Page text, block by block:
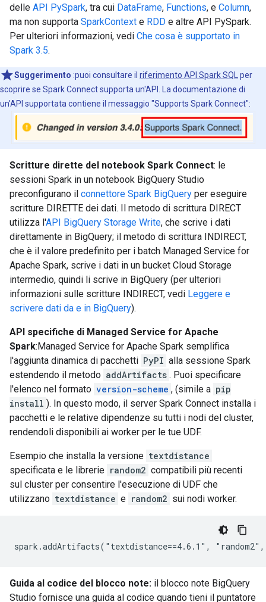
delle API PySpark, tra cui DataFrame, Functions, e Column,
ma non supporta SparkContext e RDD e altre API PySpark.
Per ulteriori informazioni, vedi Che cosa è supportato in
Spark 3.5.
Suggerimento :puoi consultare il riferimento API Spark SQL
per
scoprire se Spark Connect supporta un'API. La documentazione di
un'API supportata contiene il messaggio "Supports Spark Connect":
Scritture dirette del notebook Spark Connect: le
sessioni Spark in un notebook BigQuery Studio
preconfigurano il connettore Spark BigQuery per eseguire
scritture DIRETTE dei dati. Il metodo di scrittura DIRECT
utilizza l'API BigQuery Storage Write, che scrive i dati
direttamente in BigQuery; il metodo di scrittura INDIRECT,
che è il valore predefinito per i batch Managed Service for
Apache Spark, scrive i dati in un bucket Cloud Storage
intermedio, quindi li scrive in BigQuery (per ulteriori
informazioni sulle scritture INDIRECT, vedi Leggere e
scrivere dati da e in BigQuery).
API specifiche di Managed Service for Apache
Spark:Managed Service for Apache Spark semplifica
l'aggiunta dinamica di pacchetti PyPI alla sessione Spark
estendendo il metodo addArtifacts . Puoi specificare
l'elenco nel formato version-scheme , (simile a pip
install ). In questo modo, il server Spark Connect installa i
pacchetti e le relative dipendenze su tutti i nodi del cluster,
rendendoli disponibili ai worker per le tue UDF.
Esempio che installa la versione textdistance
specificata e le librerie random2 compatibili più recenti
sul cluster per consentire l'esecuzione di UDF che
utilizzano textdistance e random2 sui nodi worker.
Guida al codice del blocco note: il blocco note BigQuery
Studio fornisce una guida al codice quando tieni il puntatore